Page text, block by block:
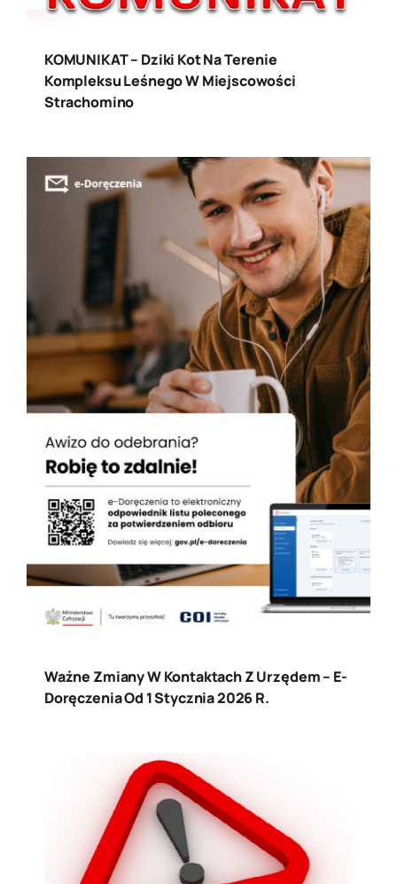
KOMUNIKAT – Dziki Kot Na Terenie
Kompleksu Leśnego W Miejscowości
Strachomino
Ważne Zmiany W Kontaktach Z Urzędem – E-
Doręczenia Od 1 Stycznia 2026 R.